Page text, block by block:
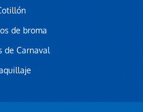
de broma
de Carnaval